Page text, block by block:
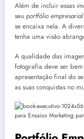
Além de incluir essas
seu portfólio empresarial
se encaixa nela. A
tenha uma visão
A qualidade das
fotografia deve ser
apresentação final do
as suas conquistas no